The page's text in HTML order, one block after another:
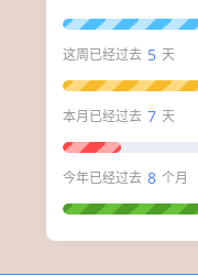
这周已经过去 5 天
本月已经过去 7 天
今年已经过去 8 个月